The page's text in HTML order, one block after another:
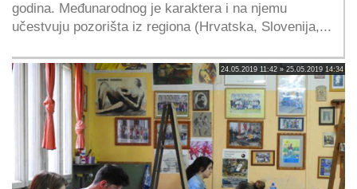
godina. Međunarodnog je karaktera i na njemu
učestvuju pozorišta iz regiona (Hrvatska, Slovenija,...
24.05.2019 11:42 » 25.05.2019 14:34